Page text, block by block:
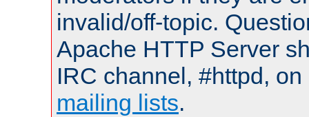
invalid/off-topic.
Apache HTTP Server
IRC channel, #httpd,
mailing lists.